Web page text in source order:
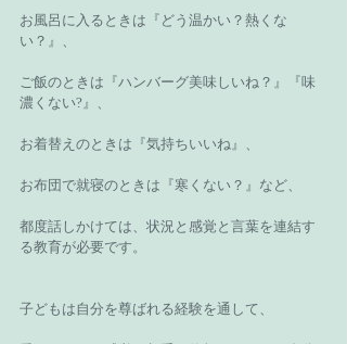
お風呂に入るときは『どう温かい？熱くな
い？』、
ご飯のときは『ハンバーグ美味しいね？』『味
濃くない?』、
お着替えのときは『気持ちいいね』、
お布団で就寝のときは『寒くない？』など、
都度話しかけては、状況と感覚と言葉を連結す
る教育が必要です。
子どもは自分を尊ばれる経験を通して、